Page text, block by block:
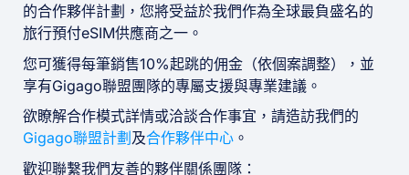
的合作夥伴計劃，您將受益於我們作為全球最負盛名的
旅行預付eSIM供應商之一。
您可獲得每筆銷售10%起跳的佣金（依個案調整），並
享有Gigago聯盟團隊的專屬支援與專業建議。
欲瞭解合作模式詳情或洽談合作事宜，請造訪我們的
Gigago聯盟計劃 及合作夥伴中心 。
歡迎聯繫我們友善的夥伴關係團隊：